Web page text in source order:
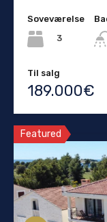
Soveværelse
3
Til salg
189.000€
Featured